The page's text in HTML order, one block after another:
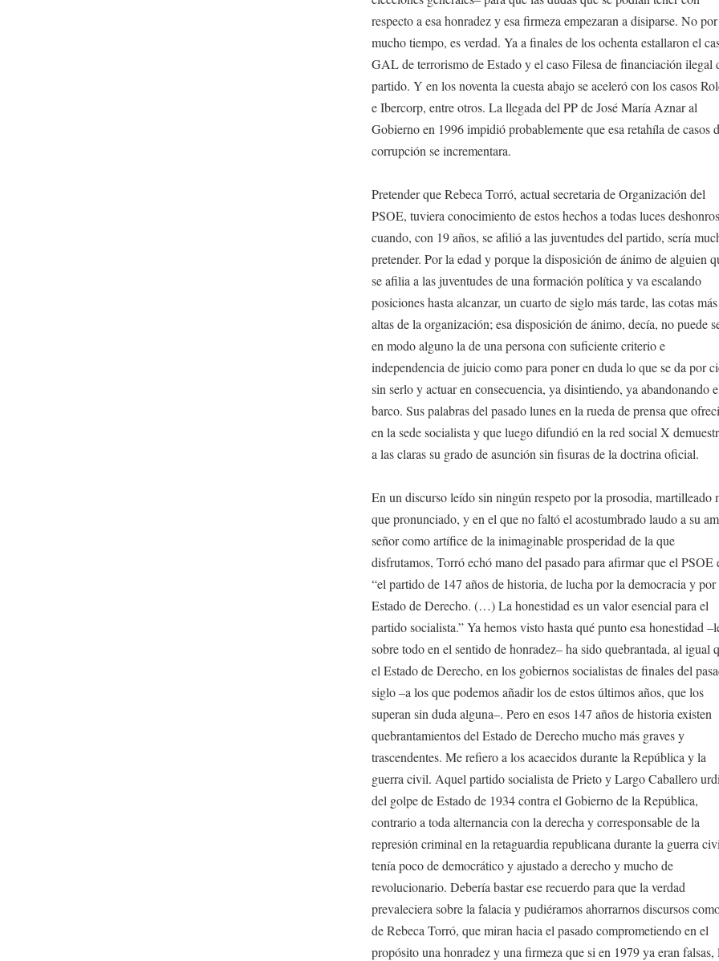
respecto a esa honradez y esa firmeza empezaran a disiparse. No por
mucho tiempo, es verdad. Ya a finales de los ochenta estallaron el
GAL de terrorismo de Estado y el caso Filesa de financiación ilegal
partido. Y en los noventa la cuesta abajo se aceleró con los casos
e Ibercorp, entre otros. La llegada del PP de José María Aznar al
Gobierno en 1996 impidió probablemente que esa retahíla de casos
corrupción se incrementara.
Pretender que Rebeca Torró, actual secretaria de Organización del
PSOE, tuviera conocimiento de estos hechos a todas luces
cuando, con 19 años, se afilió a las juventudes del partido, sería
pretender. Por la edad y porque la disposición de ánimo de alguien
se afilia a las juventudes de una formación política y va escalando
posiciones hasta alcanzar, un cuarto de siglo más tarde, las cotas más
altas de la organización; esa disposición de ánimo, decía, no puede
en modo alguno la de una persona con suficiente criterio e
independencia de juicio como para poner en duda lo que se da por
sin serlo y actuar en consecuencia, ya disintiendo, ya abandonando
barco. Sus palabras del pasado lunes en la rueda de prensa que
en la sede socialista y que luego difundió en la red social X
a las claras su grado de asunción sin fisuras de la doctrina oficial.
En un discurso leído sin ningún respeto por la prosodia, martilleado
que pronunciado, y en el que no faltó el acostumbrado laudo a su
señor como artífice de la inimaginable prosperidad de la que
disfrutamos, Torró echó mano del pasado para afirmar que el PSOE
“el partido de 147 años de historia, de lucha por la democracia y por
Estado de Derecho. (…) La honestidad es un valor esencial para el
partido socialista.” Ya hemos visto hasta qué punto esa honestidad
sobre todo en el sentido de honradez– ha sido quebrantada, al igual
el Estado de Derecho, en los gobiernos socialistas de finales del
siglo –a los que podemos añadir los de estos últimos años, que los
superan sin duda alguna–. Pero en esos 147 años de historia existen
quebrantamientos del Estado de Derecho mucho más graves y
trascendentes. Me refiero a los acaecidos durante la República y la
guerra civil. Aquel partido socialista de Prieto y Largo Caballero
del golpe de Estado de 1934 contra el Gobierno de la República,
contrario a toda alternancia con la derecha y corresponsable de la
represión criminal en la retaguardia republicana durante la guerra
tenía poco de democrático y ajustado a derecho y mucho de
revolucionario. Debería bastar ese recuerdo para que la verdad
prevaleciera sobre la falacia y pudiéramos ahorrarnos discursos
de Rebeca Torró, que miran hacia el pasado comprometiendo en el
propósito una honradez y una firmeza que si en 1979 ya eran falsas,